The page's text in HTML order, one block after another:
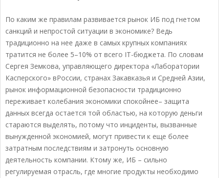
По каким же правилам развивается рынок ИБ под гнетом
санкций и непростой ситуации в экономике? Ведь
традиционно на нее даже в самых крупных компаниях
тратится не более 5–10% от всего IT-бюджета. По словам
Сергея Земкова, управляющего директора «Лаборатории
Касперского» вРоссии, странах Закавказья и Средней Азии,
рынок информационной безопасности традиционно
переживает колебания экономики спокойнее– защита
данных всегда остается той областью, на которую деньги
стараются выделять, потому что инциденты, вызванные
вынужденной экономией, могут привести к еще более
затратным последствиям и затронуть основную
деятельность компании. Ктому же, ИБ – сильно
регулируемая отрасль, где многие продукты необходимо